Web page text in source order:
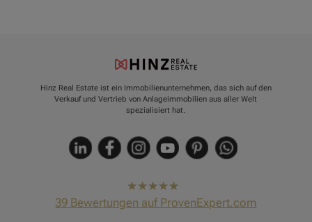
Hinz Real Estate ist ein Immobilienunternehmen, das sich auf den
Verkauf und Vertrieb von Anlageimmobilien aus aller Welt
spezialisiert hat.
hat4,91
von5
39 Bewertungen auf ProvenExpert.com